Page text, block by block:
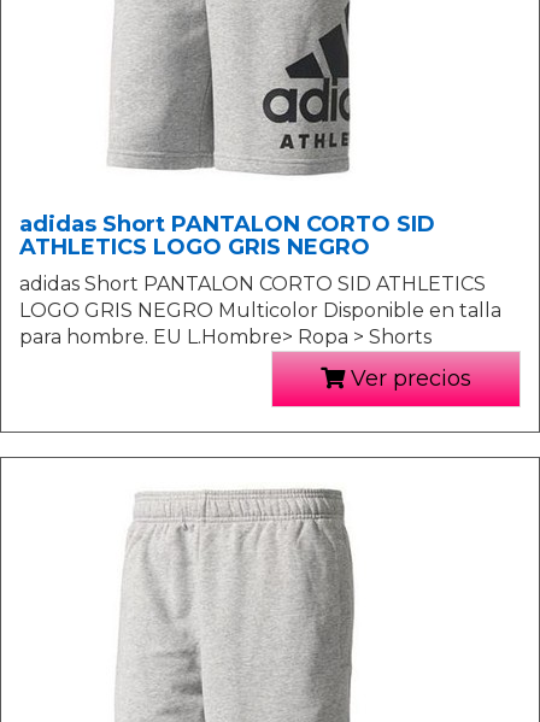
adidas Short PANTALON CORTO SID
ATHLETICS LOGO GRIS NEGRO
adidas Short PANTALON CORTO SID ATHLETICS
LOGO GRIS NEGRO Multicolor Disponible en talla
para hombre. EU L.Hombre> Ropa > Shorts
Ver precios